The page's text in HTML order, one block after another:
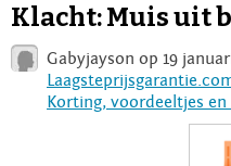
Login
Klacht: Muis uit
Gabyjayson op 19
Korting, voordeeltjes en